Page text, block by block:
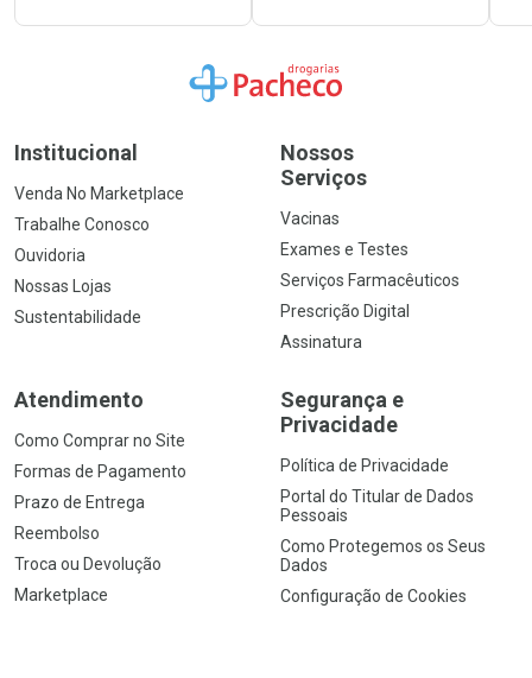
Ir para a Home
Institucional
Venda No Marketplace
Trabalhe Conosco
Ouvidoria
Nossas Lojas
Sustentabilidade
Nossos
Serviços
Vacinas
Exames e Testes
Serviços Farmacêuticos
Prescrição Digital
Assinatura
Atendimento
Como Comprar no Site
Formas de Pagamento
Prazo de Entrega
Reembolso
Troca ou Devolução
Marketplace
Segurança e
Privacidade
Política de Privacidade
Portal do Titular de Dados
Pessoais
Como Protegemos os Seus
Dados
Configuração de Cookies